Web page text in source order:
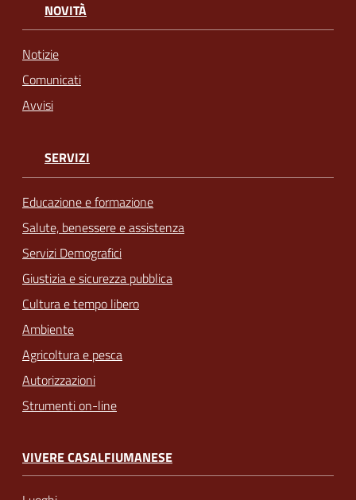
NOVITÀ
Notizie
Comunicati
Avvisi
SERVIZI
Educazione e formazione
Salute, benessere e assistenza
Servizi Demografici
Giustizia e sicurezza pubblica
Cultura e tempo libero
Ambiente
Agricoltura e pesca
Autorizzazioni
Strumenti on-line
VIVERE CASALFIUMANESE